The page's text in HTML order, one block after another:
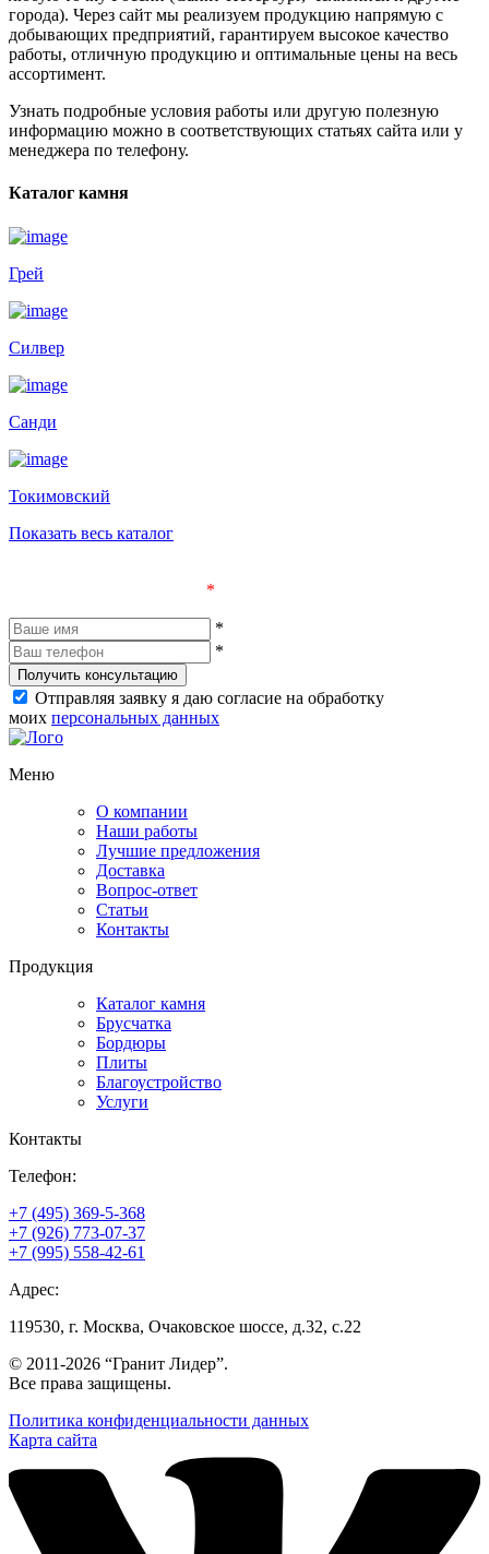
города). Через сайт мы реализуем продукцию напрямую с
добывающих предприятий, гарантируем высокое качество
работы, отличную продукцию и оптимальные цены на весь
ассортимент.
Узнать подробные условия работы или другую полезную
информацию можно в соответствующих статьях сайта или у
менеджера по телефону.
Каталог камня
Грей
Силвер
Санди
Токимовский
Показать весь каталог
*
*
*
Получить консультацию
Отправляя заявку я даю согласие на обработку
моих персональных данных
Меню
О компании
Наши работы
Лучшие предложения
Доставка
Вопрос-ответ
Статьи
Контакты
Продукция
Каталог камня
Брусчатка
Бордюры
Плиты
Благоустройство
Услуги
Контакты
Телефон:
+7 (495) 369-5-368
+7 (926) 773-07-37
+7 (995) 558-42-61
Адрес:
119530, г. Москва, Очаковское шоссе, д.32, с.22
© 2011-2026 “Гранит Лидер”.
Все права защищены.
Политика конфиденциальности данных
Карта сайта